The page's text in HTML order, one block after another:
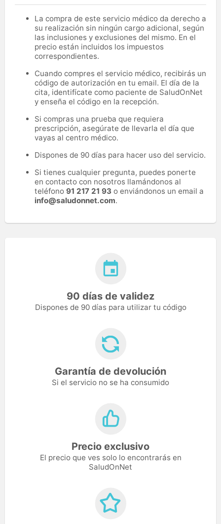
La compra de este servicio médico da derecho a
su realización sin ningún cargo adicional, según
las inclusiones y exclusiones del mismo. En el
precio están incluidos los impuestos
correspondientes.
Cuando compres el servicio médico, recibirás un
código de autorización en tu email. El día de la
cita, identifícate como paciente de SaludOnNet
y enseña el código en la recepción.
Si compras una prueba que requiera
prescripción, asegúrate de llevarla el día que
vayas al centro médico.
Dispones de 90 días para hacer uso del servicio.
Si tienes cualquier pregunta, puedes ponerte
en contacto con nosotros llamándonos al
teléfono 91 217 21 93 o enviándonos un email a
info@saludonnet.com.
90 días de validez
Dispones de 90 días para utilizar tu código
Garantía de devolución
Si el servicio no se ha consumido
Precio exclusivo
El precio que ves solo lo encontrarás en
SaludOnNet